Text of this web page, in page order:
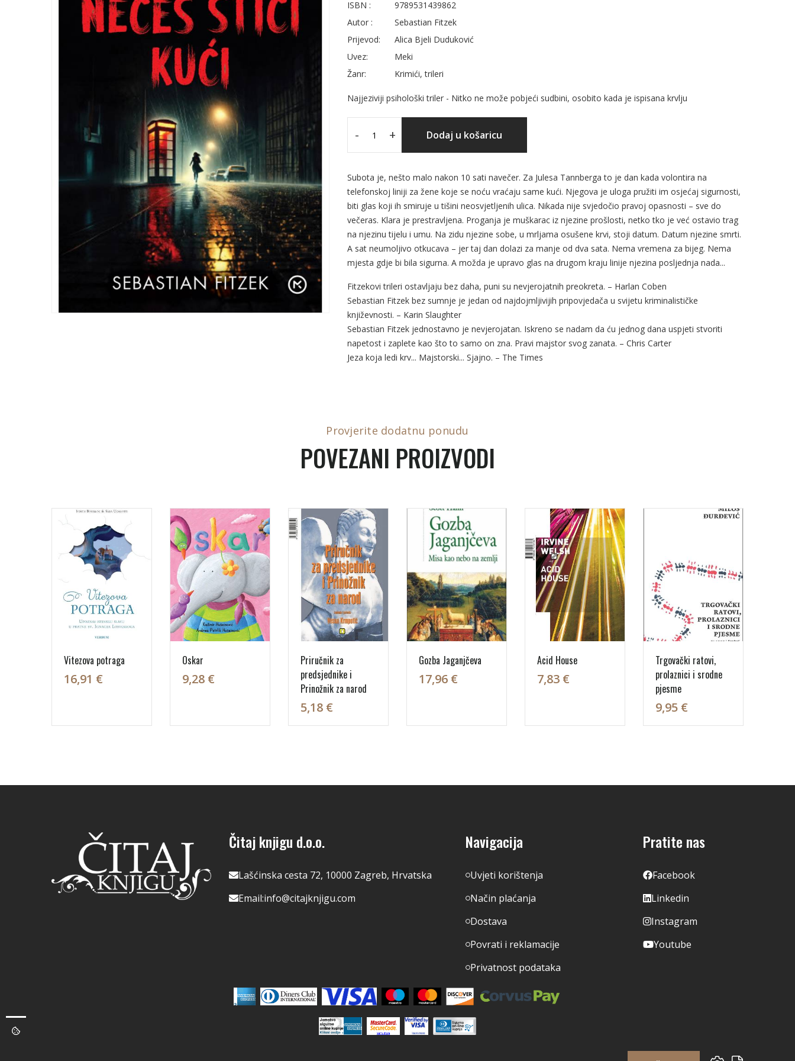
ISBN :
9789531439862
Autor :
Sebastian Fitzek
Prijevod:
Alica Bjeli Duduković
Uvez:
Meki
Žanr:
Krimići, trileri
Najjeziviji psihološki triler - Nitko ne može pobjeći sudbini, osobito kada je ispisana krvlju
- + Dodaj u košaricu
Subota je, nešto malo nakon 10 sati navečer. Za Julesa Tannberga to je dan kada volontira na
telefonskoj liniji za žene koje se noću vraćaju same kući. Njegova je uloga pružiti im osjećaj sigurnosti,
biti glas koji ih smiruje u tišini neosvjetljenih ulica. Nikada nije svjedočio pravoj opasnosti – sve do
večeras. Klara je prestravljena. Proganja je muškarac iz njezine prošlosti, netko tko je već ostavio trag
na njezinu tijelu i umu. Na zidu njezine sobe, u mrljama osušene krvi, stoji datum. Datum njezine smrti.
A sat neumoljivo otkucava – jer taj dan dolazi za manje od dva sata. Nema vremena za bijeg. Nema
mjesta gdje bi bila sigurna. A možda je upravo glas na drugom kraju linije njezina posljednja nada...
Fitzekovi trileri ostavljaju bez daha, puni su nevjerojatnih preokreta. – Harlan Coben
Sebastian Fitzek bez sumnje je jedan od najdojmljivijih pripovjedača u svijetu kriminalističke
književnosti. – Karin Slaughter
Sebastian Fitzek jednostavno je nevjerojatan. Iskreno se nadam da ću jednog dana uspjeti stvoriti
napetost i zaplete kao što to samo on zna. Pravi majstor svog zanata. – Chris Carter
Jeza koja ledi krv... Majstorski... Sjajno. – The Times
Provjerite dodatnu ponudu
POVEZANI PROIZVODI
Vitezova potraga
16,91 €
Oskar
9,28 €
Priručnik za
predsjednike i
Prinožnik za narod
5,18 €
Gozba Jaganjčeva
17,96 €
Acid House
7,83 €
Trgovački ratovi,
prolaznici i srodne
pjesme
9,95 €
Čitaj knjigu d.o.o.
Lašćinska cesta 72, 10000 Zagreb, Hrvatska
Email:info@citajknjigu.com
Navigacija
Uvjeti korištenja
Način plaćanja
Dostava
Povrati i reklamacije
Privatnost podataka
Pratite nas
Facebook
Linkedin
Instagram
Youtube